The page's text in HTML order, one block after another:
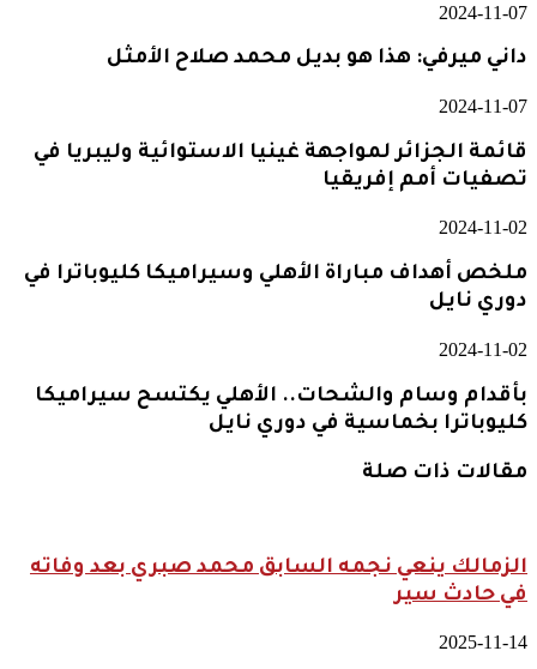
2024-11-07
داني ميرفي: هذا هو بديل محمد صلاح الأمثل
2024-11-07
قائمة الجزائر لمواجهة غينيا الاستوائية وليبريا في
تصفيات أمم إفريقيا
2024-11-02
ملخص أهداف مباراة الأهلي وسيراميكا كليوباترا في
دوري نايل
2024-11-02
بأقدام وسام والشحات.. الأهلي يكتسح سيراميكا
كليوباترا بخماسية في دوري نايل
مقالات ذات صلة
الزمالك ينعي نجمه السابق محمد صبري بعد وفاته
في حادث سير
2025-11-14